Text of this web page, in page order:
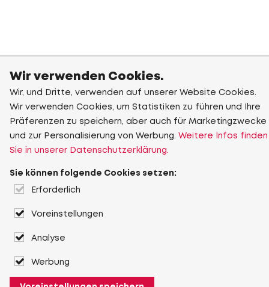
Wir verwenden Cookies.
Wir, und Dritte, verwenden auf unserer Website Cookies.
Wir verwenden Cookies, um Statistiken zu führen und Ihre
Präferenzen zu speichern, aber auch für Marketingzwecke
und zur Personalisierung von Werbung. Weitere Infos finden
Sie in unserer Datenschutzerklärung.
Sie können folgende Cookies setzen:
Erforderlich
Voreinstellungen
Analyse
Werbung